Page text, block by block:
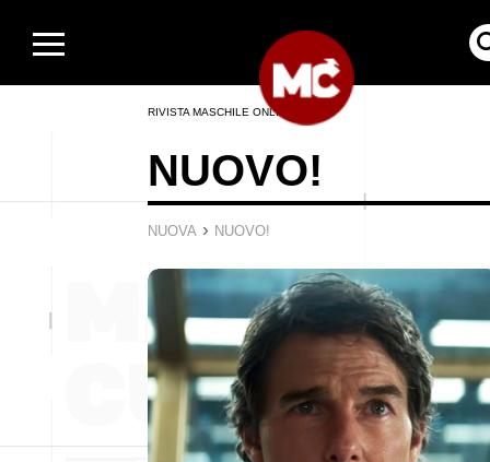
RIVISTA MASCHILE ONLINE
NUOVO!
NUOVA › NUOVO!